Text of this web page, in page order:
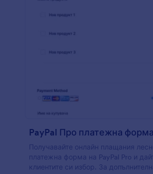
PayPal Про платежна форма
Получавайте онлайн плащания
платежна форма на PayPal Pro и
клиентите си избор. За